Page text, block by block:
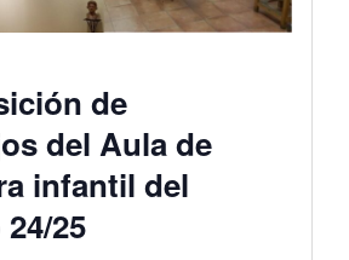
de
del Aula de
infantil del
25